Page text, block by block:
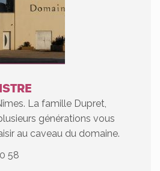
La famille Dupret,
générations vous
au caveau du domaine.
58